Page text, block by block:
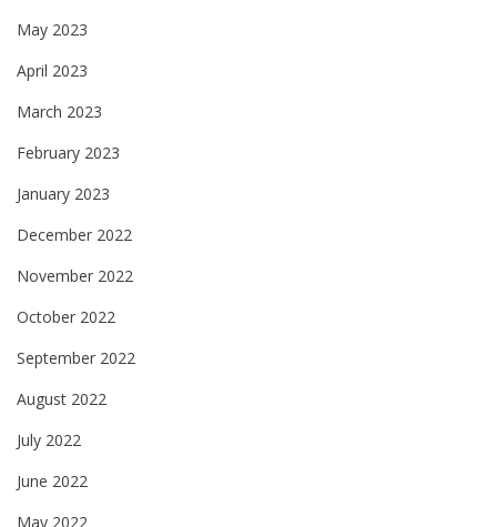
May 2023
April 2023
March 2023
February 2023
January 2023
December 2022
November 2022
October 2022
September 2022
August 2022
July 2022
June 2022
May 2022